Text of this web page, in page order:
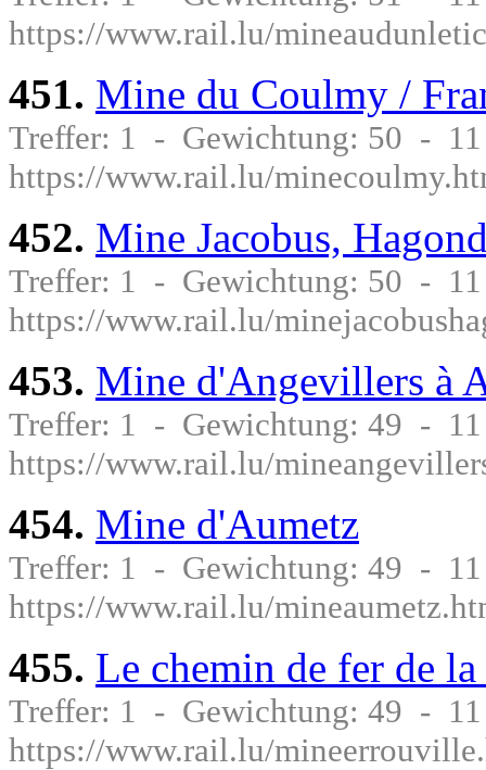
https://www.rail.lu/
451. Mine du Coulmy /
Treffer: 1 - Gewichtung: 50 -
https://www.rail.lu/
452. Mine Jacobus,
Treffer: 1 - Gewichtung: 50 -
https://www.rail.lu/
453. Mine d'Angevillers à
Treffer: 1 - Gewichtung: 49 -
https://www.rail.lu/
454. Mine d'Aumetz
Treffer: 1 - Gewichtung: 49 -
https://www.rail.lu/
455. Le chemin de fer de
Treffer: 1 - Gewichtung: 49 -
https://www.rail.lu/